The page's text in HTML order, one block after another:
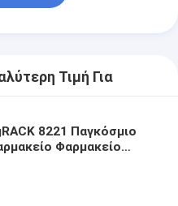
Τιμή Για
8221 Παγκόσμιο
Φαρμακείο